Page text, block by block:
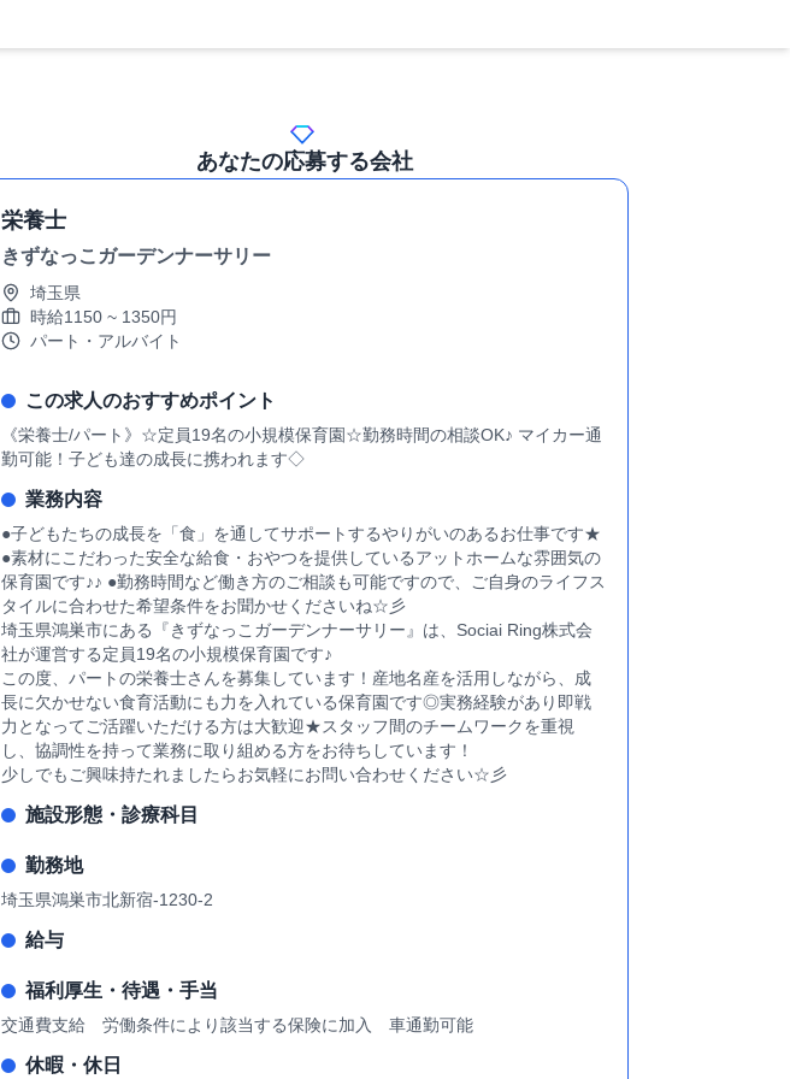
あなたの応募する会社
栄養士
きずなっこガーデンナーサリー
埼玉県
時給1150 ~ 1350円
パート・アルバイト
この求人のおすすめポイント
《栄養士/パート》☆定員19名の小規模保育園☆勤務時間の相談OK♪ マイカー通
勤可能！子ども達の成長に携われます◇
業務内容
●子どもたちの成長を「食」を通してサポートするやりがいのあるお仕事です★
●素材にこだわった安全な給食・おやつを提供しているアットホームな雰囲気の
保育園です♪♪ ●勤務時間など働き方のご相談も可能ですので、ご自身のライフス
タイルに合わせた希望条件をお聞かせくださいね☆彡
埼玉県鴻巣市にある『きずなっこガーデンナーサリー』は、Sociai Ring株式会
社が運営する定員19名の小規模保育園です♪
この度、パートの栄養士さんを募集しています！産地名産を活用しながら、成
長に欠かせない食育活動にも力を入れている保育園です◎実務経験があり即戦
力となってご活躍いただける方は大歓迎★スタッフ間のチームワークを重視
し、協調性を持って業務に取り組める方をお待ちしています！
少しでもご興味持たれましたらお気軽にお問い合わせください☆彡
施設形態・診療科目
勤務地
埼玉県鴻巣市北新宿-1230-2
給与
福利厚生・待遇・手当
交通費支給 労働条件により該当する保険に加入 車通勤可能
休暇・休日